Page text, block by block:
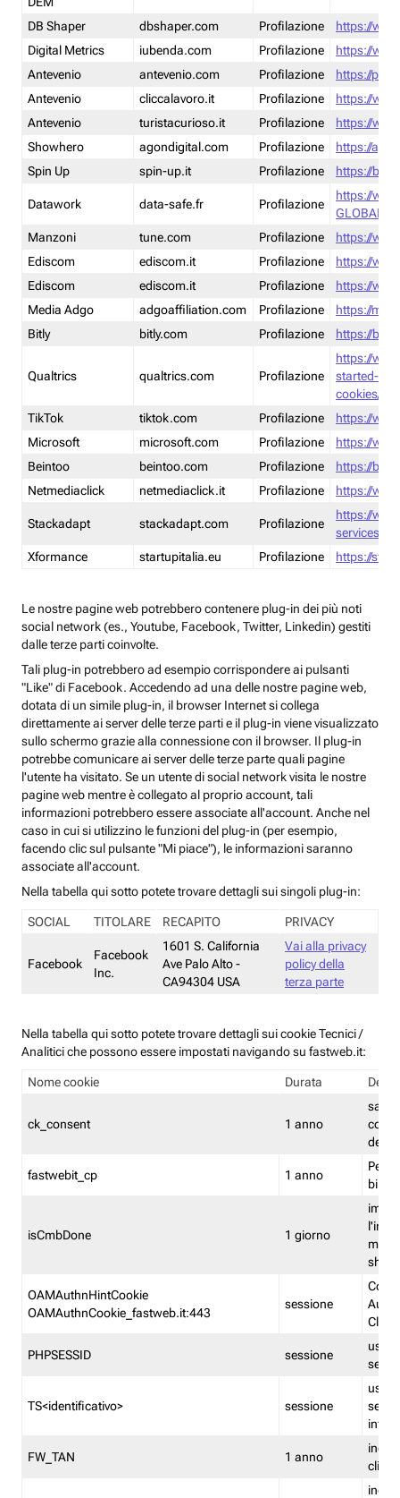
DB Shaper
dbshaper.com Profilazione
https://
Digital Metrics
iubenda.com Profilazione
https://
Antevenio
antevenio.com Profilazione
https://
Antevenio
cliccalavoro.it Profilazione
https://
Antevenio
turistacurioso.it Profilazione
https://
Showhero
agondigital.com Profilazione
https://
Spin Up
spin-up.it Profilazione https://
Datawork data-safe.fr Profilazione
https://
GLOBAL-
Manzoni
tune.com Profilazione
https://
Ediscom
ediscom.it Profilazione
https://
Ediscom
ediscom.it Profilazione
https://
Media Adgo
adgoaffiliation.com Profilazione
https://
Bitly
bitly.com Profilazione https://
Qualtrics qualtrics.com Profilazione
https://
started-
cookies/
TikTok
tiktok.com Profilazione
https://
Microsoft
microsoft.com Profilazione
https://
Beintoo
beintoo.com Profilazione
https://
Netmediaclick
netmediaclick.it Profilazione https://
Stackadapt stackadapt.com Profilazione
https://
services-
Xformance
startupitalia.eu Profilazione https://
Le nostre pagine web potrebbero contenere plug-in dei più noti
social network (es., Youtube, Facebook, Twitter, Linkedin) gestiti
dalle terze parti coinvolte.
Tali plug-in potrebbero ad esempio corrispondere ai pulsanti
"Like" di Facebook. Accedendo ad una delle nostre pagine web,
dotata di un simile plug-in, il browser Internet si collega
direttamente ai server delle terze parti e il plug-in viene visualizzato
sullo schermo grazie alla connessione con il browser. Il plug-in
potrebbe comunicare ai server delle terze parte quali pagine
l'utente ha visitato. Se un utente di social network visita le nostre
pagine web mentre è collegato al proprio account, tali
informazioni potrebbero essere associate all'account. Anche nel
caso in cui si utilizzino le funzioni del plug-in (per esempio,
facendo clic sul pulsante "Mi piace"), le informazioni saranno
associate all'account.
Nella tabella qui sotto potete trovare dettagli sui singoli plug-in:
SOCIAL TITOLARE RECAPITO PRIVACY
Facebook
Facebook
Inc.
1601 S. California
Ave Palo Alto -
CA94304 USA
Vai alla privacy
policy della
terza parte
Nella tabella qui sotto potete trovare dettagli sui cookie Tecnici /
Analitici che possono essere impostati navigando su fastweb.it:
Nome cookie Durata
ck_consent 1 anno
salva
dei
fastwebit_cp 1 anno
isCmbDone 1 giorno
shp
OAMAuthnHintCookie
OAMAuthnCookie_fastweb.it:443
sessione
PHPSESSID sessione
TS<identificativo> sessione
FW_TAN 1 anno